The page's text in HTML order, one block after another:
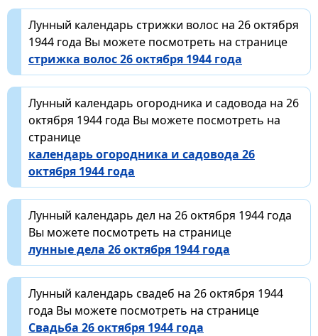
Лунный календарь стрижки волос на 26 октября
1944 года Вы можете посмотреть на странице
стрижка волос 26 октября 1944 года
Лунный календарь огородника и садовода на 26
октября 1944 года Вы можете посмотреть на
странице
календарь огородника и садовода 26
октября 1944 года
Лунный календарь дел на 26 октября 1944 года
Вы можете посмотреть на странице
лунные дела 26 октября 1944 года
Лунный календарь свадеб на 26 октября 1944
года Вы можете посмотреть на странице
Свадьба 26 октября 1944 года